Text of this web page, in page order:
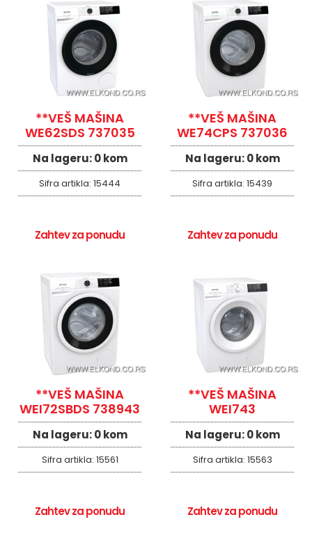
**VEŠ MAŠINA
WE62SDS 737035
Na lageru:0 kom
Sifra artikla: 15444
Zahtev za ponudu
**VEŠ MAŠINA
WE74CPS 737036
Na lageru:0 kom
Sifra artikla: 15439
Zahtev za ponudu
**VEŠ MAŠINA
WEI72SBDS 738943
Na lageru:0 kom
Sifra artikla: 15561
Zahtev za ponudu
**VEŠ MAŠINA
WEI743
Na lageru:0 kom
Sifra artikla: 15563
Zahtev za ponudu